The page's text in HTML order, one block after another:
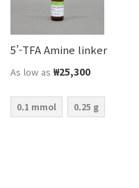
5’-TFA Amine linker
As low as ₩25,300
0.1 mmol 0.25 g